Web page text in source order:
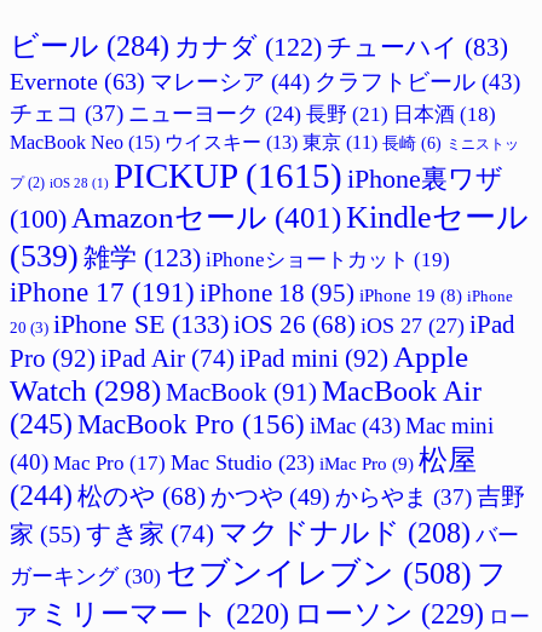
ビール (284) カナダ (122) チューハイ (83)
Evernote (63) マレーシア (44) クラフトビール (43)
チェコ (37) ニューヨーク (24) 長野 (21) 日本酒 (18)
MacBook Neo (15) ウイスキー (13) 東京 (11) 長崎 (6) ミニストッ
プ(2) iOS 28 (1) PICKUP (1615) iPhone裏ワザ
(100) Amazonセール (401)Kindleセール
(539) 雑学 (123) iPhoneショートカット (19)
iPhone 17 (191) iPhone 18 (95) iPhone 19 (8) iPhone
20 (3) iPhone SE (133)iOS 26 (68) iOS 27 (27) iPad
Pro (92) iPad Air (74) iPad mini (92) Apple
Watch (298)MacBook (91) MacBook Air
(245) MacBook Pro (156) iMac (43)Mac mini
(40) Mac Pro (17) Mac Studio (23) iMac Pro (9) 松屋
(244) 松のや (68) かつや (49) からやま (37)吉野
家 (55) すき家 (74) マクドナルド (208) バー
ガーキング(30) セブンイレブン (508) フ
ァミリーマート (220) ローソン (229) ロー